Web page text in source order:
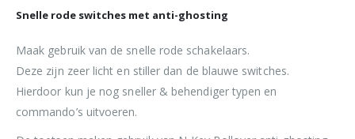
Snelle rode switches met anti-ghosting
Maak gebruik van de snelle rode schakelaars.
Deze zijn zeer licht en stiller dan de blauwe switches.
Hierdoor kun je nog sneller & behendiger typen en
commando’s uitvoeren.